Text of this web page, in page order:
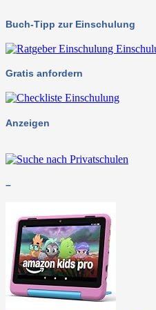
Buch-Tipp zur Einschulung
Gratis anfordern
Anzeigen
–